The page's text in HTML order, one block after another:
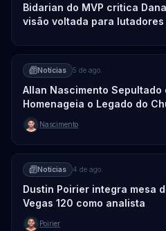
Bidarian do MVP critica
visão voltada para lutadores
Notícias 5 de ago.
Allan Nascimento Sepultado
Homenageia o Legado do
Nascimento
Notícias 4 de ago.
Dustin Poirier integra mesa
Vegas 120 como analista
Poirier